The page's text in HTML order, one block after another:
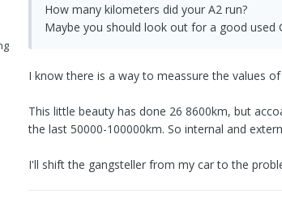
How many kilometers did your A2 run?
Maybe you should look out for a good used
I know there is a way to meassure the values
This little beauty has done 26 8600km, but
the last 50000-100000km. So internal and
I'll shift the gangsteller from my car to the